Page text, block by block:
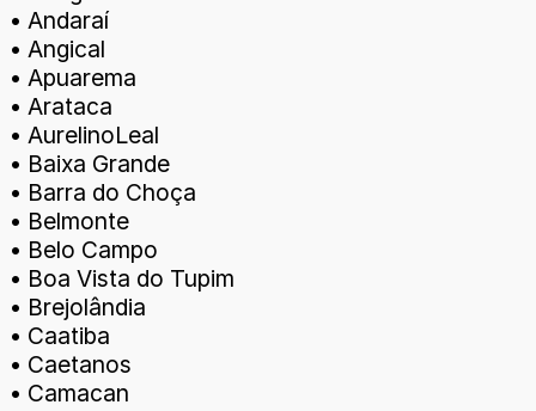
• Andaraí
• Angical
• Apuarema
• Arataca
• AurelinoLeal
• Baixa Grande
• Barra do Choça
• Belmonte
• Belo Campo
• Boa Vista do Tupim
• Brejolândia
• Caatiba
• Caetanos
• Camacan